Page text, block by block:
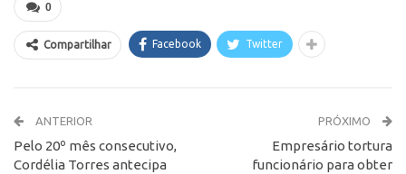
0
Compartilhar Facebook Twitter
ANTERIOR
Pelo 20º mês consecutivo,
Cordélia Torres antecipa
PRÓXIMO
Empresário tortura
funcionário para obter